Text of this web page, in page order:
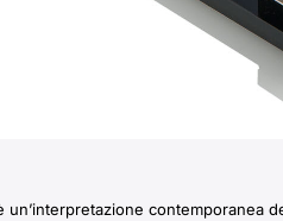
un’interpretazione contemporanea